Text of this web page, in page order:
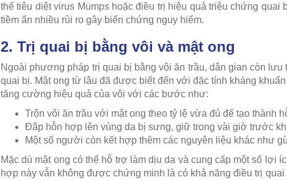
thể tiêu diệt virus Mumps hoặc điều trị hiệu quả triệu chứng
tiềm ẩn nhiều rủi ro gây biến chứng nguy hiểm.
2. Trị quai bị bằng vôi và mật ong
Ngoài phương pháp trị quai bị bằng vôi ăn trầu, dân gian còn
quai bị. Mật ong từ lâu đã được biết đến với đặc tính kháng
tăng cường hiệu quả của vôi với các bước như:
Trộn vôi ăn trầu với mật ong theo tỷ lệ vừa đủ để tạo thành
Đắp hỗn hợp lên vùng da bị sưng, giữ trong vài giờ trước
Một số người còn kết hợp thêm các nguyên liệu khác như
Mặc dù mật ong có thể hỗ trợ làm dịu da và cung cấp một số lợi
hợp này vẫn không được chứng minh là có khả năng điều trị